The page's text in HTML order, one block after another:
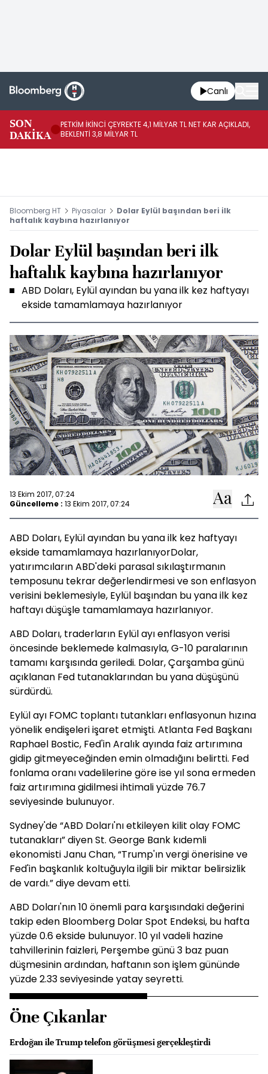
Canlı
SON
DAKİKA
PETKİM İKİNCİ ÇEYREKTE 4,1 MİLYAR TL NET KAR AÇIKLADI,
BEKLENTİ 3,8 MİLYAR TL
Bloomberg HT Piyasalar
Dolar Eylül başından beri ilk
haftalık kaybına hazırlanıyor
Dolar Eylül başından beri ilk
haftalık kaybına hazırlanıyor
ABD Doları, Eylül ayından bu yana ilk kez haftyayı
ekside tamamlamaya hazırlanıyor
13 Ekim 2017, 07:24
Güncelleme : 13 Ekim 2017, 07:24
ABD Doları, Eylül ayından bu yana ilk kez haftyayı
ekside tamamlamaya hazırlanıyorDolar,
yatırımcıların ABD'deki parasal sıkılaştırmanın
temposunu tekrar değerlendirmesi ve son enflasyon
verisini beklemesiyle, Eylül başından bu yana ilk kez
haftayı düşüşle tamamlamaya hazırlanıyor.
ABD Doları, traderların Eylül ayı enflasyon verisi
öncesinde beklemede kalmasıyla, G-10 paralarının
tamamı karşısında geriledi. Dolar, Çarşamba günü
açıklanan Fed tutanaklarından bu yana düşüşünü
sürdürdü.
Eylül ayı FOMC toplantı tutankları enflasyonun hızına
yönelik endişeleri işaret etmişti. Atlanta Fed Başkanı
Raphael Bostic, Fed'in Aralık ayında faiz artırımına
gidip gitmeyeceğinden emin olmadığını belirtti. Fed
fonlama oranı vadelilerine göre ise yıl sona ermeden
faiz artırımına gidilmesi ihtimali yüzde 76.7
seviyesinde bulunuyor.
Sydney'de “ABD Doları'nı etkileyen kilit olay FOMC
tutanakları” diyen St. George Bank kıdemli
ekonomisti Janu Chan, “Trump'ın vergi önerisine ve
Fed'in başkanlık koltuğuyla ilgili bir miktar belirsizlik
de vardı.” diye devam etti.
ABD Doları'nın 10 önemli para karşısındaki değerini
takip eden Bloomberg Dolar Spot Endeksi, bu hafta
yüzde 0.6 ekside bulunuyor. 10 yıl vadeli hazine
tahvillerinin faizleri, Perşembe günü 3 baz puan
düşmesinin ardından, haftanın son işlem gününde
yüzde 2.33 seviyesinde yatay seyretti.
Öne Çıkanlar
Erdoğan ile Trump telefon görüşmesi gerçekleştirdi